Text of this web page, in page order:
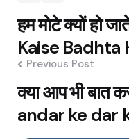
Post
navigation
हम मोटे क्यों हो
Kaise Badhta
Previous Post
क्या आप भी बात
andar ke dar